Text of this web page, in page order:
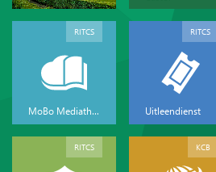
MoBo Mediatheek
RITCS
Uitleendienst
RITCS
RITCS KCB